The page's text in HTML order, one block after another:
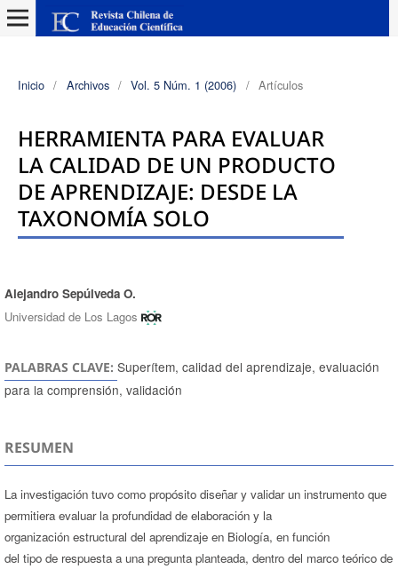
Inicio / Archivos / Vol. 5 Núm. 1 (2006) / Artículos
HERRAMIENTA PARA EVALUAR
LA CALIDAD DE UN PRODUCTO
DE APRENDIZAJE: DESDE LA
TAXONOMÍA SOLO
Autores/as
Alejandro Sepúlveda O.
Universidad de Los Lagos
PALABRAS CLAVE: Superítem, calidad del aprendizaje, evaluación
para la comprensión, validación
RESUMEN
La investigación tuvo como propósito diseñar y validar un instrumento que
permitiera evaluar la profundidad de elaboración y la
organización estructural del aprendizaje en Biología, en función
del tipo de respuesta a una pregunta planteada, dentro del marco teórico de